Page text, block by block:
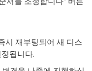
시 재부팅되어 새 디스
됩니다.